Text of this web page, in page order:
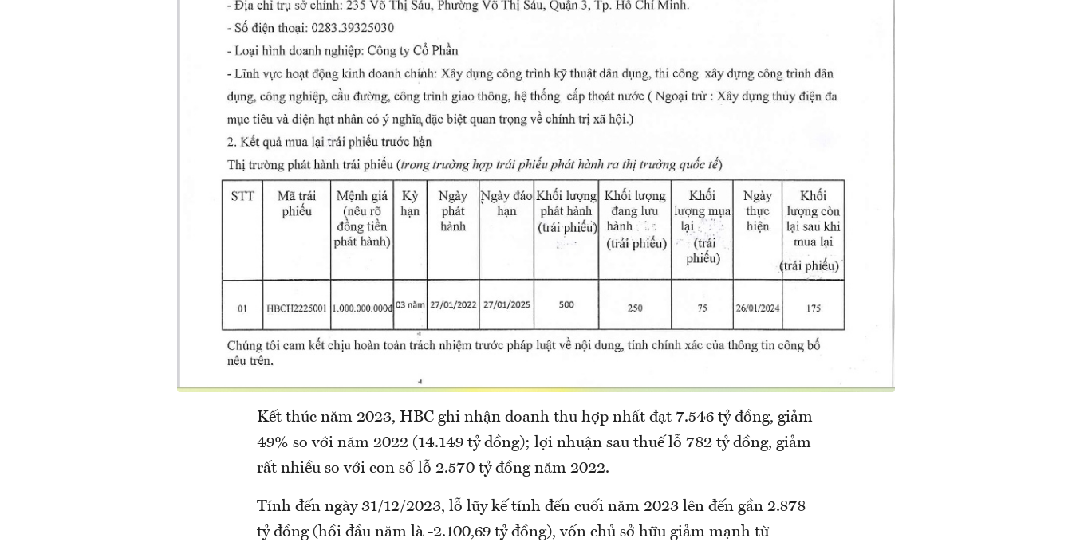
Kết thúc năm 2023, HBC ghi nhận doanh thu hợp nhất đạt 7.546 tỷ đồng, giảm
49% so với năm 2022 (14.149 tỷ đồng); lợi nhuận sau thuế lỗ 782 tỷ đồng, giảm
rất nhiều so với con số lỗ 2.570 tỷ đồng năm 2022.
Tính đến ngày 31/12/2023, lỗ lũy kế tính đến cuối năm 2023 lên đến gần 2.878
tỷ đồng (hồi đầu năm là -2.100,69 tỷ đồng), vốn chủ sở hữu giảm mạnh từ